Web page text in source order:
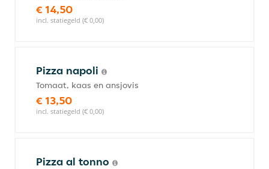
€ 14,50
incl. statiegeld (€ 0,00)
Pizza napoli
Tomaat, kaas en ansjovis
€ 13,50
incl. statiegeld (€ 0,00)
Pizza al tonno